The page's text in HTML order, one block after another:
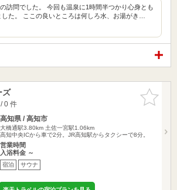
訪問でした。 今回も温泉に1時間半つかり心身とも
した。 ここの良いところは何しろ水、お湯がき…
お気に入
りに追加
ズ
0 件
高知県 / 高知市
大橋通駅3.80km 土佐一宮駅1.06km
高知中央ICから車で2分。JR高知駅からタクシーで8分。
営業時間
入浴料金 ～
宿泊 サウナ